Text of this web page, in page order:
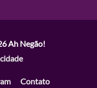
Ah Negão!
Contato